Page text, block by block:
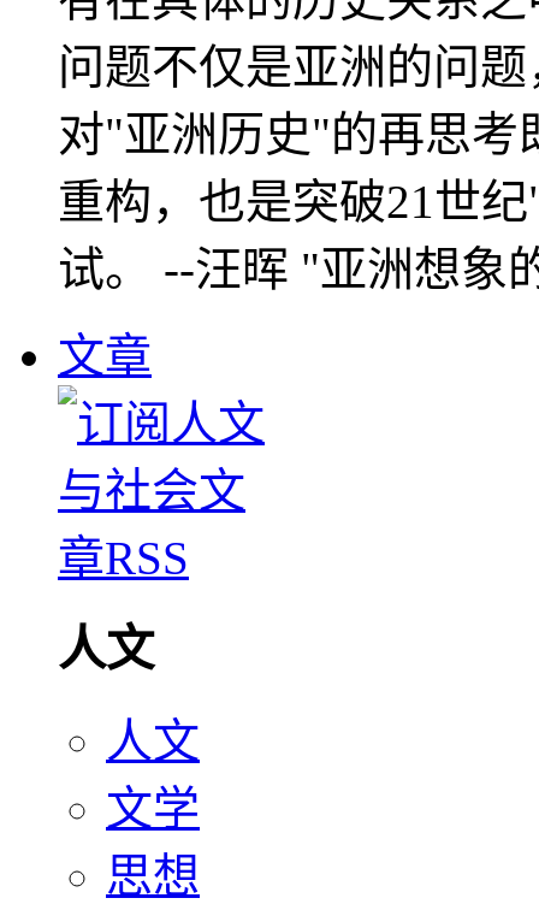
问题不仅是亚洲的问
对"亚洲历史"的再思考
重构，也是突破21世
试。 --汪晖 "亚洲想象
文章
人文
人文
文学
思想